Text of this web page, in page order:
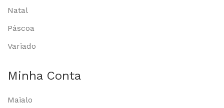
Natal
Páscoa
Variado
Minha Conta
Maialo